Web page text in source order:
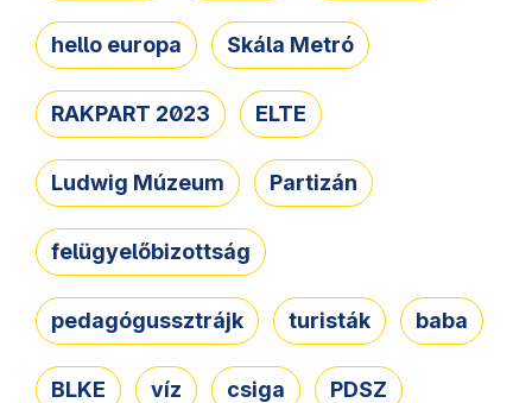
hello europa Skála Metró
RAKPART 2023 ELTE
Ludwig Múzeum Partizán
felügyelőbizottság
pedagógussztrájk turisták baba
BLKE víz csiga PDSZ